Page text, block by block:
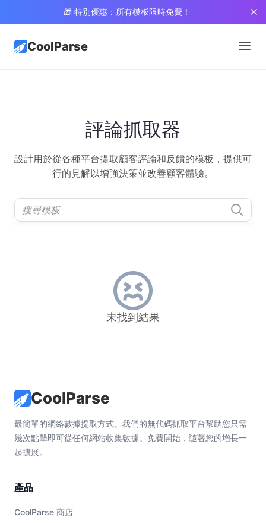
🎁 特別優惠：所有模板限時免費！
CoolParse
評論抓取器
設計用於從各種平台提取顧客評論和反饋的模板，提供可
行的見解以增強決策並改善顧客體驗。
未找到結果
CoolParse
最簡單的網絡數據提取方式。我們的無代碼抓取平台幫助您只需
幾次點擊即可從任何網站收集數據。免費開始，隨著您的增長一
起擴展。
產品
CoolParse 商店